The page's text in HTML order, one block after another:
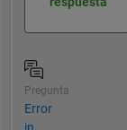
Pregunta
Error